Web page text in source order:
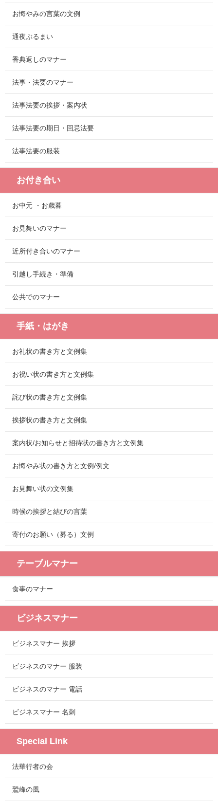
お悔やみの言葉の文例
通夜ぶるまい
香典返しのマナー
法事・法要のマナー
法事法要の挨拶・案内状
法事法要の期日・回忌法要
法事法要の服装
お付き合い
お中元 ・お歳暮
お見舞いのマナー
近所付き合いのマナー
引越し手続き・準備
公共でのマナー
手紙・はがき
お礼状の書き方と文例集
お祝い状の書き方と文例集
詫び状の書き方と文例集
挨拶状の書き方と文例集
案内状/お知らせと招待状の書き方と文例集
お悔やみ状の書き方と文例/例文
お見舞い状の文例集
時候の挨拶と結びの言葉
寄付のお願い（募る）文例
テーブルマナー
食事のマナー
ビジネスマナー
ビジネスマナー 挨拶
ビジネスのマナー 服装
ビジネスのマナー 電話
ビジネスマナー 名刺
Special Link
法華行者の会
鷲峰の風